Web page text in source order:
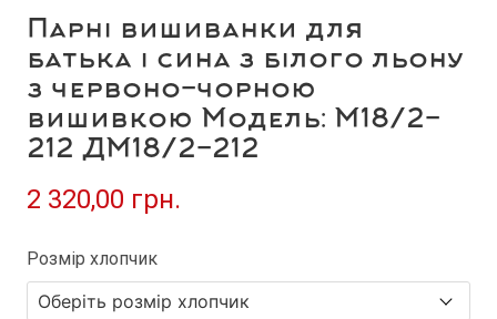
Парні вишиванки для
батька і сина з білого льону
з червоно-чорною
вишивкою Модель: М18/2-
212 ДМ18/2-212
2 320,00 грн.
Розмір хлопчик